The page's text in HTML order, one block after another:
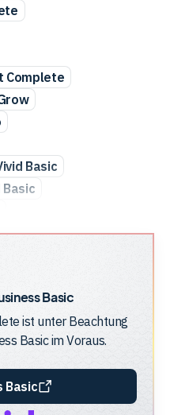
Complete
Basic
Basic
Basic
ist unter Beachtung
Basicim Voraus.
Basic